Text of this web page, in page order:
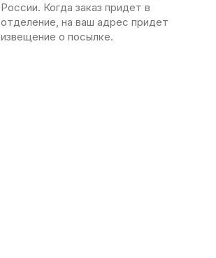
России. Когда заказ придет в
отделение, на ваш адрес придет
извещение о посылке.